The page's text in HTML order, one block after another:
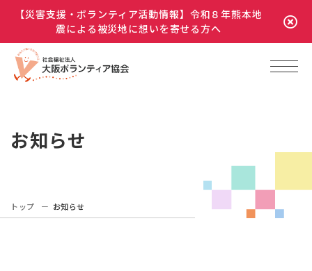
【災害支援・ボランティア活動情報】令和８年熊本地
震による被災地に想いを寄せる方へ
お知らせ
トップ お知らせ